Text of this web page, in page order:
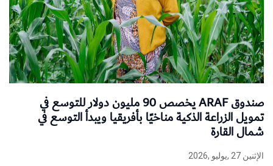
صندوق ARAF يخصص 90 مليون دولار للتوسع في
تمويل الزراعة الذكية مناخيًا بأفريقيا ويبدأ التوسع في
شمال القارة
الإثنين 27 ,يوليو ,2026